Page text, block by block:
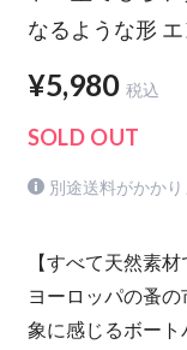
なるような形
¥5,980 税込
SOLD OUT
別途送料がかかり
【すべて天然素
ヨーロッパの蚤
象に感じるボー